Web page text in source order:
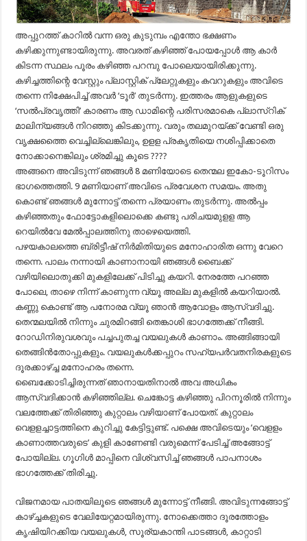
അപ്പുറത്ത് കാറിൽ വന്ന ഒരു കുടുമ്പം എന്തോ ഭക്ഷണം
കഴിക്കുന്നുണ്ടായിരുന്നു. അവരത് കഴിഞ്ഞ് പോയപ്പോൾ ആ കാർ
കിടന്ന സ്ഥലം പൂരം കഴിഞ്ഞ പറമ്പു പോലെയായിരിക്കുന്നു.
കഴിച്ചത്തിന്റെ വേസ്റ്റും പ്ലാസ്റ്റിക് പ്ലേറ്റുകളും കവറുകളും അവിടെ
തന്നെ നിക്ഷേപിച്ച് അവർ ‘ടൂർ’ തുടർന്നു. ഇത്തരം ആളുകളുടെ
‘സൽപ്രവൃത്തി’ കാരണം ആ ഡാമിന്റെ പരിസരമാകെ പ്ലാസ്റിക്
മാലിന്യങ്ങൾ നിറഞ്ഞു കിടക്കുന്നു. വരും തലമുറയ്ക്ക് വേണ്ടി ഒരു
വൃക്ഷത്തൈ വെച്ചില്ലെങ്കിലും, ഉളള പ്രകൃതിയെ നശിപ്പിക്കാതെ
നോക്കാനെങ്കിലും ശ്രമിച്ചു കൂടെ ????
അങ്ങനെ അവിടുന്ന് ഞങ്ങൾ 8 മണിയോടെ തെന്മല ഇകോ-ടൂറിസം
ഭാഗത്തെത്തി. 9 മണിയാണ് അവിടെ പ്രവേശന സമയം. അതു
കൊണ്ട് ഞങ്ങൾ മുന്നോട്ട് തന്നെ പ്രയാണം തുടർന്നു. അൽപ്പം
കഴിഞ്ഞതും ഫോട്ടോകളിലൊക്കെ കണ്ടു പരിചയമുളള ആ
റെയിൽവേ മേൽപ്പാലത്തിനു താഴെയെത്തി.
പഴയകാലത്തെ ബ്രിട്ടീഷ് നിർമിതിയുടെ മനോഹാരിത ഒന്നു വേറെ
തന്നെ. പാലം നന്നായി കാണാനായി ഞങ്ങൾ ബൈക്ക്
വഴിയിലൊതുക്കി മുകളിലേക്ക് പിടിച്ചു കയറി. നേരത്തേ പറഞ്ഞ
പോലെ, താഴെ നിന്ന് കാണുന്ന വ്യൂ അല്ല മുകളിൽ കയറിയാൽ.
കണ്ണു കൊണ്ട് ആ പനോരമ വ്യൂ ഞാൻ ആവോളം ആസ്വദിച്ചു.
തെന്മലയിൽ നിന്നും ചുരമിറങ്ങി തെങ്കാശി ഭാഗത്തേക്ക് നീങ്ങി.
റോഡിനിരുവശവും പച്ചപുതച്ച വയലുകൾ കാണാം. അങ്ങിങ്ങായി
തെങ്ങിൻതോപ്പുകളും. വയലുകൾക്കപ്പുറം സഹ്യപർവതനിരകളുടെ
ദൂരക്കാഴ്ച്ച മനോഹരം തന്നെ.
ബൈക്കോടിച്ചിരുന്നത് ഞാനായതിനാൽ അവ അധികം
ആസ്വദിക്കാൻ കഴിഞ്ഞില്ല. ചെങ്കോട്ട കഴിഞ്ഞു പിറനൂരിൽ നിന്നും
വലത്തേക്ക് തിരിഞ്ഞു കുറ്റാലം വഴിയാണ് പോയത്. കുറ്റാലം
വെളളച്ചാട്ടത്തിനെ കുറിച്ചു കേട്ടിട്ടുണ്ട്. പക്ഷെ അവിടെയും ‘വെളളം
കാണാത്തവരുടെ’ കുളി കാണേണ്ടി വരുമെന്ന് പേടിച്ച് അങ്ങോട്ട്‌
പോയില്ല. ഗൂഗിൾ മാപ്പിനെ വിശ്വസിച്ച് ഞങ്ങൾ പാപനാശം
ഭാഗത്തേക്ക് തിരിച്ചു.
വിജനമായ പാതയിലൂടെ ഞങ്ങൾ മുന്നോട്ട് നീങ്ങി. അവിടുന്നങ്ങോട്ട്
കാഴ്ച്ചകളുടെ വേലിയേറ്റമായിരുന്നു. നോക്കെത്താ ദൂരത്തോളം
കൃഷിയിറക്കിയ വയലുകൾ, സൂര്യകാന്തി പാടങ്ങൾ, കാറ്റാടി